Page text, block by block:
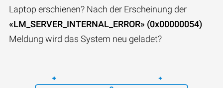
Laptop erschienen? Nach der Erscheinung der
«LM_SERVER_INTERNAL_ERROR» (0x00000054)
Meldung wird das System neu geladet?